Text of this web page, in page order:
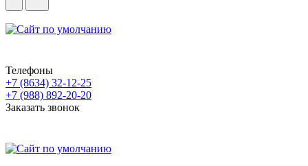
Телефоны
+7 (8634) 32-12-25
+7 (988) 892-20-20
Заказать звонок